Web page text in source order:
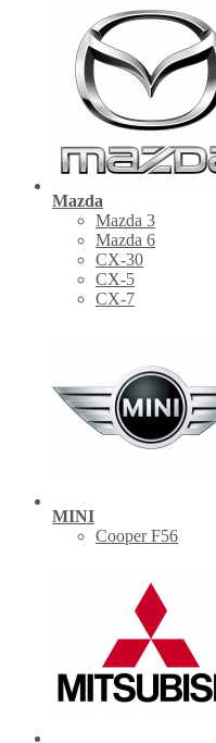
Mazda
Mazda 3
Mazda 6
CX-30
СХ-5
CX-7
MINI
Cooper F56